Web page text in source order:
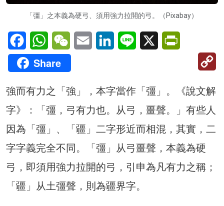
「彊」之本義為硬弓、須用強力拉開的弓。（Pixabay）
FacebookWhatsAppWeChatEmail LinkedInLine X
Share
強而有力之「強」，本字當作「彊」。《說文解
字》：「彊，弓有力也。从弓，畺聲。」有些人
因為「彊」、「疆」二字形近而相混，其實，二
字字義完全不同。「彊」从弓畺聲，本義為硬
弓，即須用強力拉開的弓，引申為凡有力之稱；
「疆」从土彊聲，則為疆界字。